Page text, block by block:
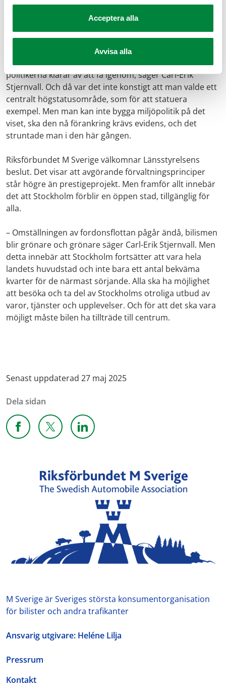
Acceptera alla
Avvisa alla
– Det är uppenbart att man inte brytt sig om de
ekonomiska konsekvenserna, miljözonen skulle komma
på plats och bli ett skyltfönster för vad de gröna
politikerna klarar av att få igenom, säger Carl-Erik
Stjernvall. Och då var det inte konstigt att man valde ett
centralt högstatusområde, som för att statuera
exempel. Men man kan inte bygga miljöpolitik på det
viset, ska den nå förankring krävs evidens, och det
struntade man i den här gången.
Riksförbundet M Sverige välkomnar Länsstyrelsens
beslut. Det visar att avgörande förvaltningsprinciper
står högre än prestigeprojekt. Men framför allt innebär
det att Stockholm förblir en öppen stad, tillgänglig för
alla.
– Omställningen av fordonsflottan pågår ändå, bilismen
blir grönare och grönare säger Carl-Erik Stjernvall. Men
detta innebär att Stockholm fortsätter att vara hela
landets huvudstad och inte bara ett antal bekväma
kvarter för de närmast sörjande. Alla ska ha möjlighet
att besöka och ta del av Stockholms otroliga utbud av
varor, tjänster och upplevelser. Och för att det ska vara
möjligt måste bilen ha tillträde till centrum.
Senast uppdaterad 27 maj 2025
Dela sidan
Dela sidan på Facebook
Dela sidan på XDela sidan på Linkedin
M Sverige är Sveriges största konsumentorganisation
för bilister och andra trafikanter
Ansvarig utgivare: Heléne Lilja
Pressrum
Kontakt